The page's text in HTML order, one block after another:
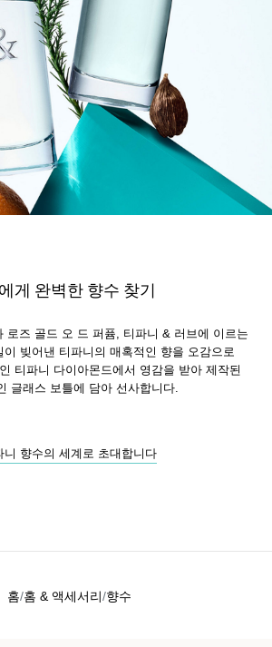
게 완벽한 향수 찾기
로즈 골드 오 드 퍼퓸, 티파니 & 러브에 이르는
빚어낸 티파니의 매혹적인 향을 오감으로
티파니 다이아몬드에서 영감을 받아 제작된
글래스 보틀에 담아 선사합니다.
니 향수의 세계로 초대합니다
홈 홈 & 액세서리 향수